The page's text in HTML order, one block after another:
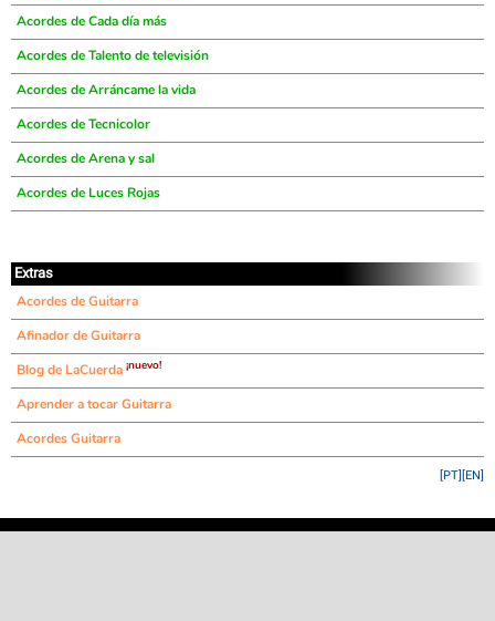
Acordes de Cada día más
Acordes de Talento de televisión
Acordes de Arráncame la vida
Acordes de Tecnicolor
Acordes de Arena y sal
Acordes de Luces Rojas
Extras
Acordes de Guitarra
Afinador de Guitarra
Blog de LaCuerda ¡nuevo!
Aprender a tocar Guitarra
Acordes Guitarra
[EN]
[PT]